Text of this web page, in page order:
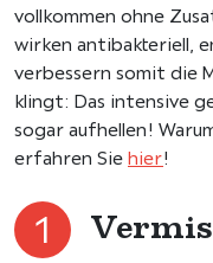
vollkommen ohne
wirken antibakteriell,
verbessern somit die
klingt: Das intensive
sogar aufhellen!
erfahren Sie hier!